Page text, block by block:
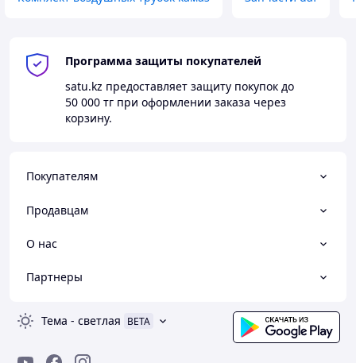
Программа защиты покупателей
satu.kz предоставляет защиту покупок до
50 000 тг при оформлении заказа через
корзину.
Покупателям
Продавцам
О нас
Партнеры
Тема - светлая BETA